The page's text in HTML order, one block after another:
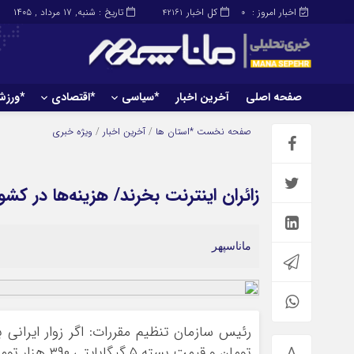
کل اخبار 42161 اخبار امروز : 0 تاریخ : شنبه, ۱۷ مرداد , ۱۴۰۵
صفحه اصلی آخرین اخبار *سیاسی *اقتصادی
صفحه اصلی آخرین اخبار صفحه نخست *استان ها / آخرین اخبار / ویژه خبری
زائران اینترنت بخرند/ هزینه‌ها در
ماناسپهر